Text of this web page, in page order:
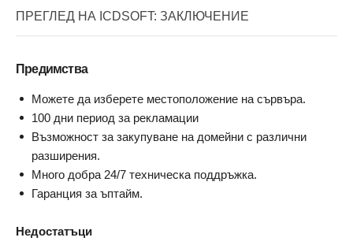
ПРЕГЛЕД НА ICDSOFT: ЗАКЛЮЧЕНИЕ
Предимства
Можете да изберете местоположение на сървъра.
100 дни период за рекламации
Възможност за закупуване на домейни с различни
разширения.
Много добра 24/7 техническа поддръжка.
Гаранция за ъптайм.
Недостатъци